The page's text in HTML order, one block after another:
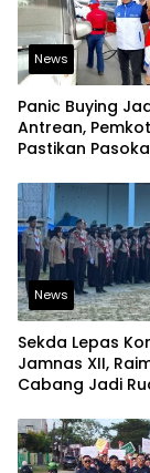
News
Panic Buying
Antrean,
Pastikan
News
Sekda Lepas
Jamnas XII,
Cabang Jadi
dan Berjiwa